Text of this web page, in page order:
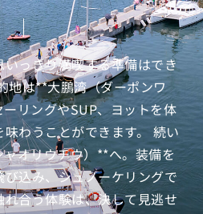
っきり満喫する準備はでき
地は**大鵬湾（ダーポンワ
リングやSUP、ヨットを体
わうことができます。 続い
オリウチウ）**へ。装備を
込み、シュノーケリングで
合う体験は、決して見逃せ